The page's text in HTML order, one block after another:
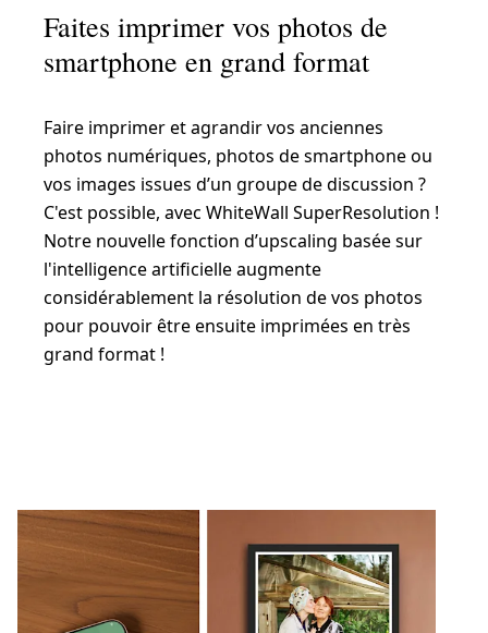
Faites imprimer vos photos de
smartphone en grand format
Faire imprimer et agrandir vos anciennes
photos numériques, photos de smartphone ou
vos images issues d’un groupe de discussion ?
C'est possible, avec WhiteWall SuperResolution !
Notre nouvelle fonction d’upscaling basée sur
l'intelligence artificielle augmente
considérablement la résolution de vos photos
pour pouvoir être ensuite imprimées en très
grand format !